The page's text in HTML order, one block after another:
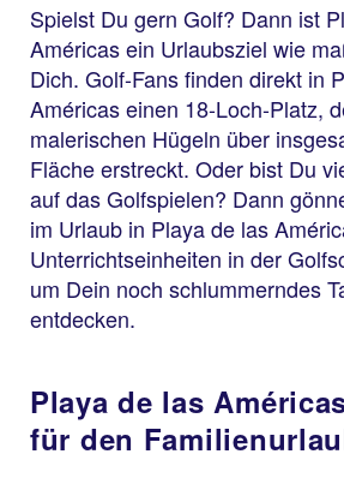
Spielst Du gern Golf? Dann ist
Américas ein Urlaubsziel wie
Dich. Golf-Fans finden direkt in
Américas einen 18-Loch-Platz,
malerischen Hügeln über
Fläche erstreckt. Oder bist Du
auf das Golfspielen? Dann
im Urlaub in Playa de las
Unterrichtseinheiten in der
um Dein noch schlummerndes
entdecken.
Playa de las
für den